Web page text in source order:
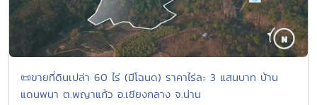
📜ขายที่ดินเปล่า 60 ไร่ (มีโฉนด) ราคาไร่ละ 3 แสนบาท บ้าน
แดนพนา ต.พญาแก้ว อ.เชียงกลาง จ.น่าน